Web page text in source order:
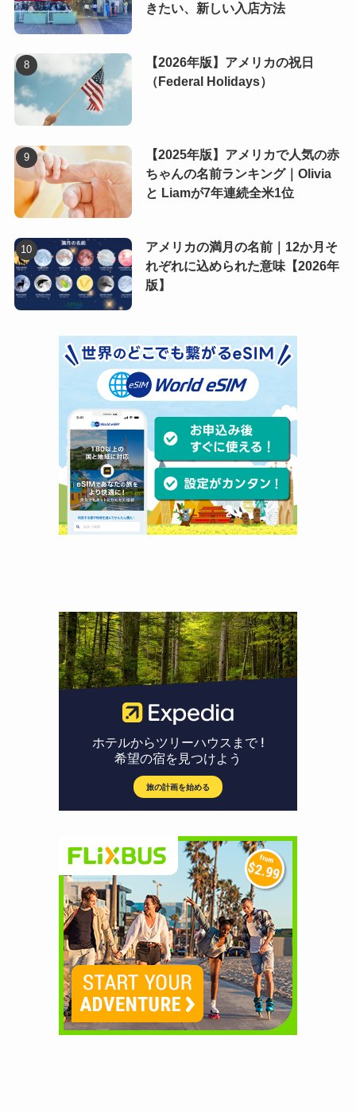
きたい、新しい入店方法
【2026年版】アメリカの祝日
（Federal Holidays）
【2025年版】アメリカで人気の赤
ちゃんの名前ランキング｜Olivia
と Liamが7年連続全米1位
アメリカの満月の名前｜12か月そ
れぞれに込められた意味【2026年
版】